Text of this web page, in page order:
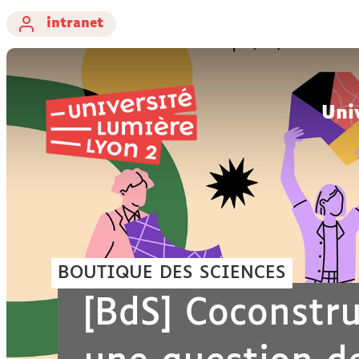
intranet
BOUTIQUE DES SCIENCES
[BdS]